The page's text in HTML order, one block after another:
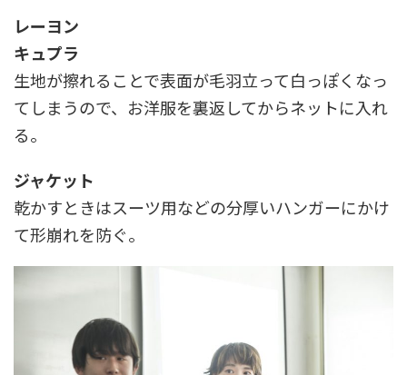
レーヨン
キュプラ
生地が擦れることで表面が毛羽立って白っぽくなっ
てしまうので、お洋服を裏返してからネットに入れ
る。
ジャケット
乾かすときはスーツ用などの分厚いハンガーにかけ
て形崩れを防ぐ。